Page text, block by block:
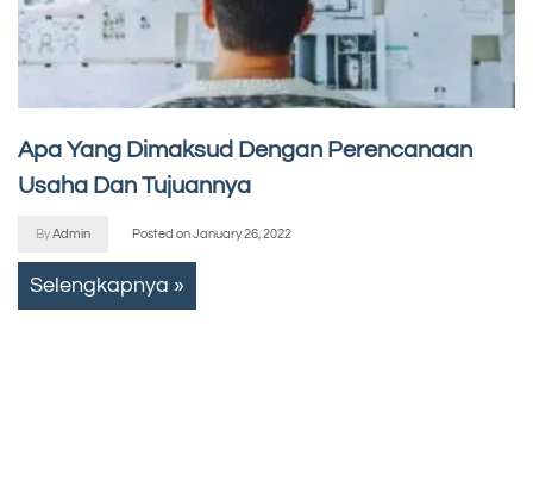
Apa Yang Dimaksud Dengan Perencanaan
Usaha Dan Tujuannya
ByAdmin Posted onJanuary 26, 2022
Selengkapnya »